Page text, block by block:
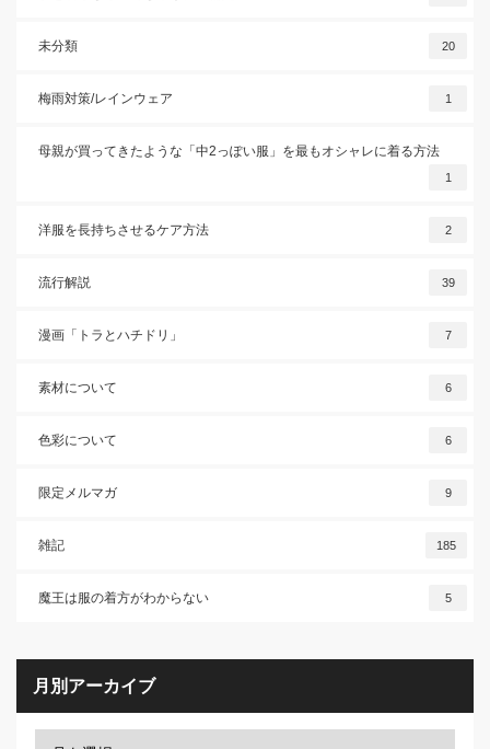
未分類 20
梅雨対策/レインウェア 1
母親が買ってきたような「中2っぽい服」を最もオシャレに着る方法
1
洋服を長持ちさせるケア方法 2
流行解説 39
漫画「トラとハチドリ」 7
素材について 6
色彩について 6
限定メルマガ 9
雑記 185
魔王は服の着方がわからない 5
月別アーカイブ